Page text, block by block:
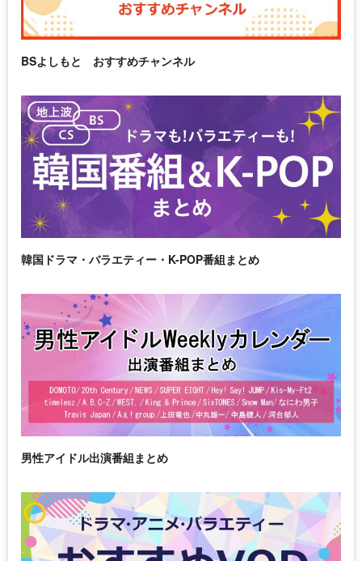
BSよしもと おすすめチャンネル
韓国ドラマ・バラエティー・K-POP番組まとめ
男性アイドル出演番組まとめ